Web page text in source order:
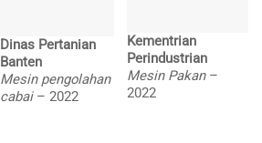
Dinas Pertanian
Banten
Mesin pengolahan
cabai – 2022
Kementrian
Perindustrian
Mesin Pakan –
2022